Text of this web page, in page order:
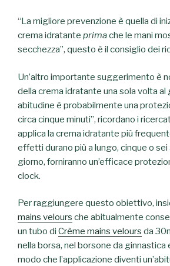
“La migliore prevenzione è quella di
crema idratante primache le mani
secchezza”, questo è il consiglio dei
Un’altro importante suggerimento è
della crema idratante una sola volta al
abitudine è probabilmente una
circa cinque minuti”, ricordano i
applica la crema idratante più
effetti durano più a lungo, cinque o sei
giorno, forniranno un’efficace
clock.
Per raggiungere questo obiettivo,
mains velours che abitualmente
un tubo di Crème mains velours da
nella borsa, nel borsone da ginnastica
modo che l’applicazione diventi